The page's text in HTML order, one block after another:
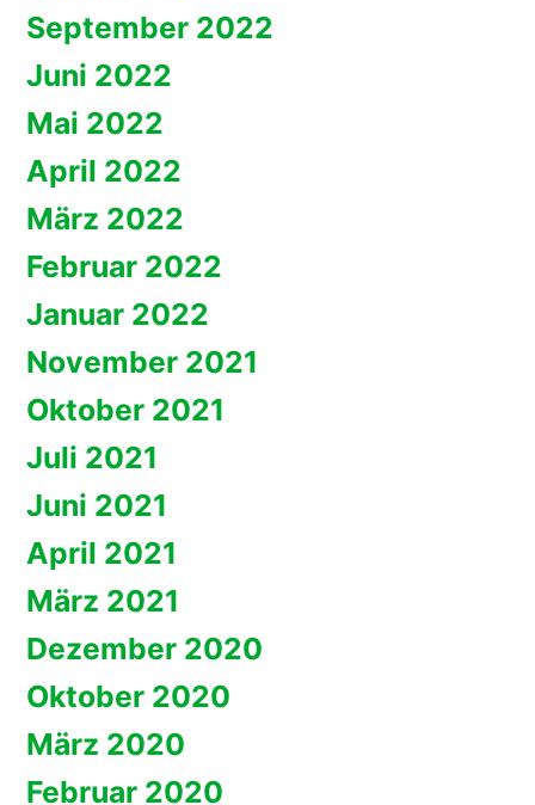
September 2022
Juni 2022
Mai 2022
April 2022
März 2022
Februar 2022
Januar 2022
November 2021
Oktober 2021
Juli 2021
Juni 2021
April 2021
März 2021
Dezember 2020
Oktober 2020
März 2020
Februar 2020